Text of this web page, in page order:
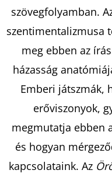
szövegfolyamban.
szentimentalizmusa
meg ebben az
házasság
Emberi játszmák,
erőviszonyok,
megmutatja ebben
és hogyan
kapcsolataink. Az
RÁKATTANVA
(KÜLÖNLEGES
KIADÁS)
NAVESSA
ALLEN
€18,90